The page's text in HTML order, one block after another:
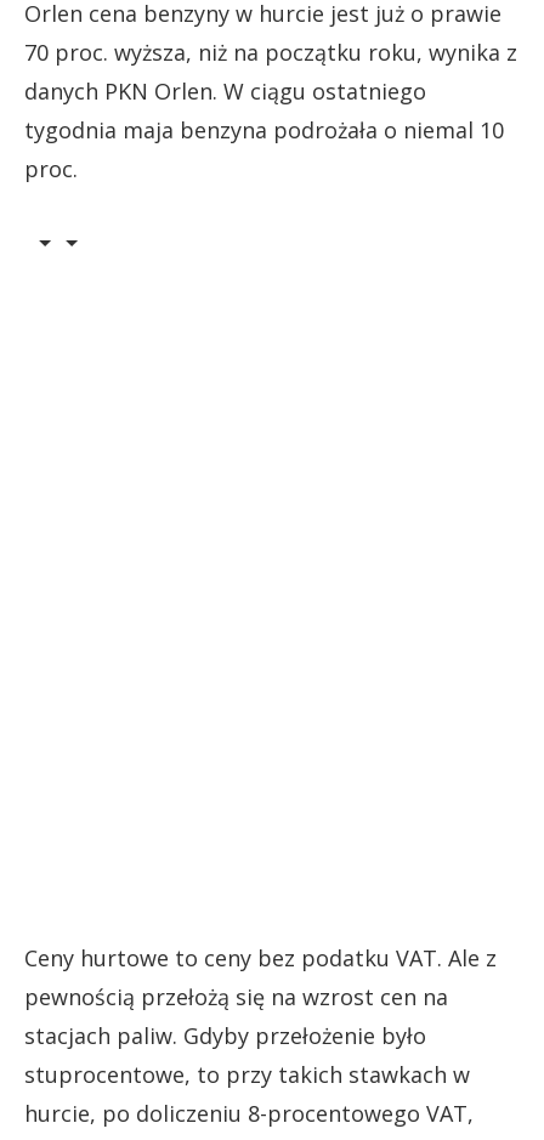
Orlen cena benzyny w hurcie jest już o prawie
70 proc. wyższa, niż na początku roku, wynika z
danych PKN Orlen. W ciągu ostatniego
tygodnia maja benzyna podrożała o niemal 10
proc.
Ceny hurtowe to ceny bez podatku VAT. Ale z
pewnością przełożą się na wzrost cen na
stacjach paliw. Gdyby przełożenie było
stuprocentowe, to przy takich stawkach w
hurcie, po doliczeniu 8-procentowego VAT,